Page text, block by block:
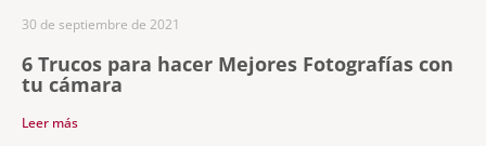
6 Trucos para hacer Mejores Fotografías con
tu cámara
30 de septiembre de 2021
Leer más